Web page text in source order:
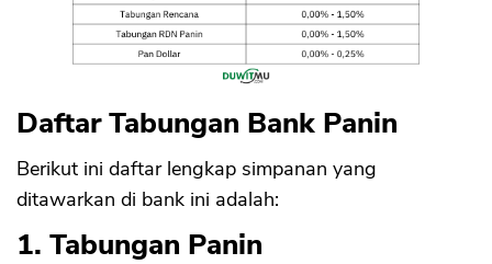
Daftar Tabungan Bank Panin
Berikut ini daftar lengkap simpanan yang
ditawarkan di bank ini adalah:
1. Tabungan Panin